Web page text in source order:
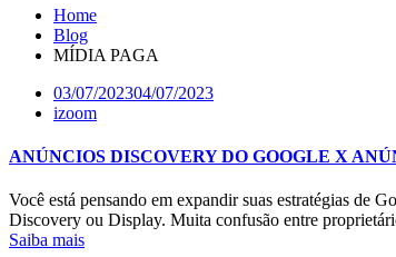
Home
Blog
MÍDIA PAGA
03/07/202304/07/2023
izoom
ANÚNCIOS DISCOVERY DO GOOGLE X
Você está pensando em expandir suas estratégias de
Discovery ou Display. Muita confusão entre
Saiba mais